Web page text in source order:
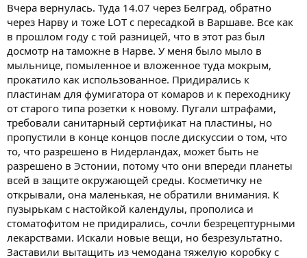
Вчера вернулась. Туда 14.07 через Белград, обратно
через Нарву и тоже LOT c пересадкой в Варшаве. Все как
в прошлом году с той разницей, что в этот раз был
досмотр на таможне в Нарве. У меня было мыло в
мыльнице, помыленное и вложенное туда мокрым,
прокатило как использованное. Придирались к
пластинам для фумигатора от комаров и к переходнику
от старого типа розетки к новому. Пугали штрафами,
требовали санитарный сертификат на пластины, но
пропустили в конце концов после дискуссии о том, что
то, что разрешено в Нидерландах, может быть не
разрешено в Эстонии, потому что они впереди планеты
всей в защите окружающей среды. Косметичку не
открывали, она маленькая, не обратили внимания. К
пузырькам с настойкой календулы, прополиса и
стоматофитом не придирались, сочли безрецептурными
лекарствами. Искали новые вещи, но безрезультатно.
Заставили вытащить из чемодана тяжелую коробку с